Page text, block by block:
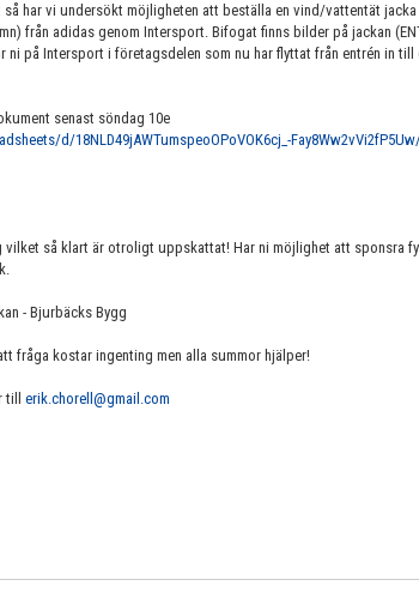
har vi undersökt möjligheten att beställa en vind/vattentät
från adidas genom Intersport. Bifogat finns bilder på jackan
ni på Intersport i företagsdelen som nu har flyttat från entrén in till
senast söndag 10e
d/18NLD49jAWTumspeoOPoVOK6cj_-
så klart är otroligt uppskattat! Har ni möjlighet att sponsra
- Bjurbäcks Bygg
fråga kostar ingenting men alla summor hjälper!
till erik.chorell@gmail.com